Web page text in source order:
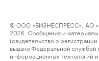
© ООО «БИЗНЕСПРЕСС», АО
2026. Сообщения и материалы
(свидетельство о
выдано Федеральной службой
информационных технологий